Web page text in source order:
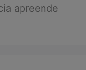
apreende